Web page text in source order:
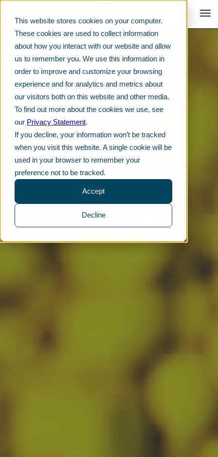
This website stores cookies on your computer.
These cookies are used to collect information
about how you interact with our website and allow
us to remember you. We use this information in
order to improve and customize your browsing
experience and for analytics and metrics about
our visitors both on this website and other media.
To find out more about the cookies we use, see
our Privacy Statement.
If you decline, your information won’t be tracked
when you visit this website. A single cookie will be
used in your browser to remember your
preference not to be tracked.
Accept
Decline
Telkon Blogi
Tuoreita tuotekehitysideoita ja
arvokkaita vinkkejä esimerkiksi
muoviraaka-aineiden, kemikaalien
ja voiteluaineiden käyttöön.